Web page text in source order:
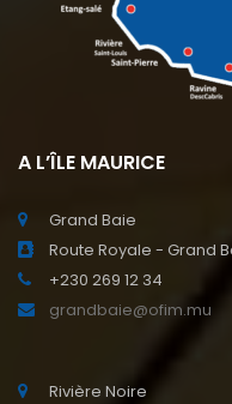
A L’ÎLE MAURICE
Grand Baie
Route Royale - Grand
+230 269 12 34
grandbaie@ofim.mu
Rivière Noire